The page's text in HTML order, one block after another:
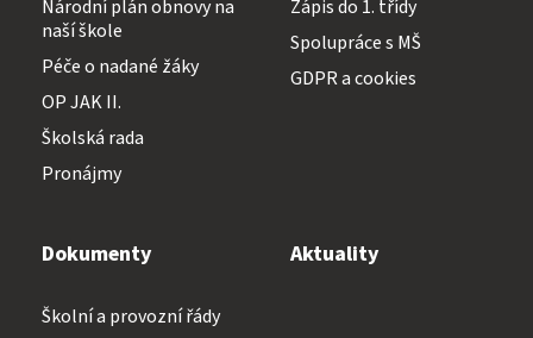
Národní plán obnovy na
naší škole
Péče o nadané žáky
OP JAK II.
Školská rada
Pronájmy
Zápis do 1. třídy
Spolupráce s MŠ
GDPR a cookies
Dokumenty
Školní a provozní řády
Aktuality